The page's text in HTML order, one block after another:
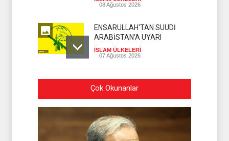
08 Ağustos 2026
ENSARULLAH'TAN SUUDİ
ARABİSTAN'A UYARI
İSLAM ÜLKELERİ
07 Ağustos 2026
THE TELEGRAPH: İRAN
SAVAŞTAN ZAFERLE ÇIKTI
İSLAM ÜLKELERİ
07 Ağustos 2026
MOSSAD'DA İRAN DEPREMİ
Çok Okunanlar